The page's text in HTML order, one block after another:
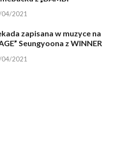
04/2021
zapisana w muzyce na
Seungyoona z WINNER
04/2021